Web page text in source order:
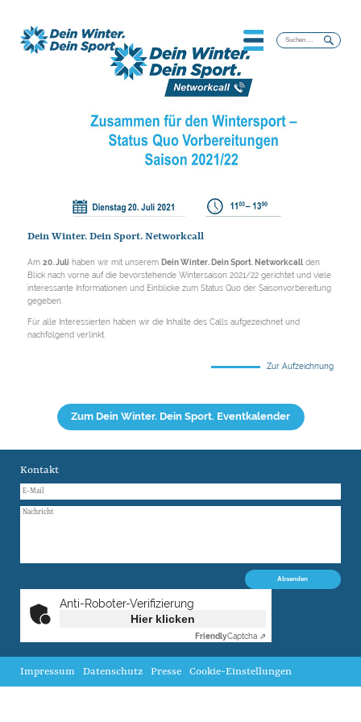
Suchen
nach:
Dein Winter. Dein Sport. Networkcall
Am 20. Juli haben wir mit unserem Dein Winter. Dein Sport. Networkcall den
Blick nach vorne auf die bevorstehende Wintersaison 2021/22 gerichtet und viele
interessante Informationen und Einblicke zum Status Quo der Saisonvorbereitung
gegeben.
Für alle Interessierten haben wir die Inhalte des Calls aufgezeichnet und
nachfolgend verlinkt.
Zur Aufzeichnung
Zum Dein Winter. Dein Sport. Eventkalender
Kontakt
Anti-Roboter-Verifizierung
Hier klicken
FriendlyCaptcha ⇗
Impressum Datenschutz Presse Cookie-Einstellungen